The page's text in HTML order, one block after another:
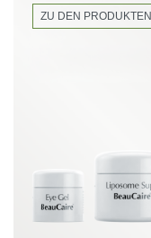
ZU DEN PRODUKTEN